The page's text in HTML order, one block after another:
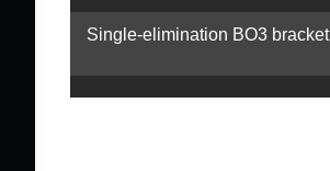
Single-elimination BO3 bracket